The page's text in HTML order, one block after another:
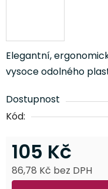
Elegantní,
vysoce odolného
Dostupnost
Kód:
105 Kč
86,78 Kč bez DPH